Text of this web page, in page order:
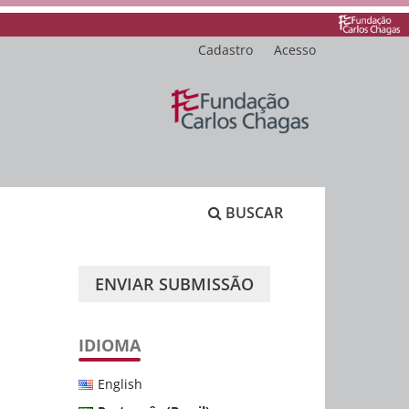
BUSCAR
Cadastro Acesso
ENVIAR SUBMISSÃO
IDIOMA
English